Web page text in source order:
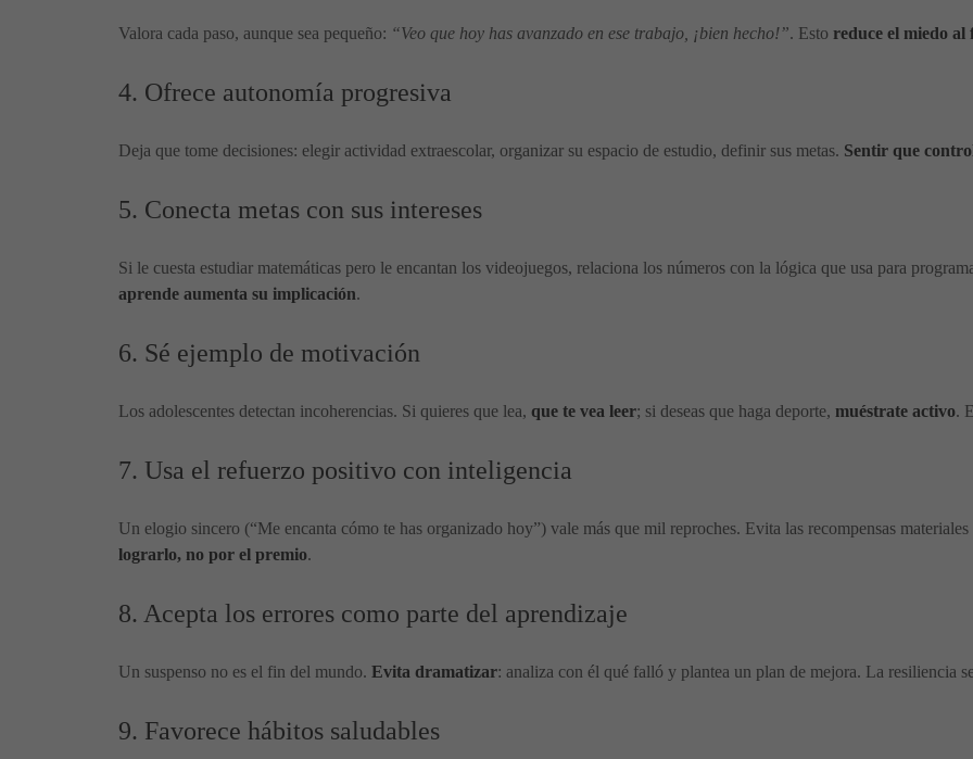
Valora cada paso, aunque sea pequeño: “Veo que hoy has avanzado en ese trabajo, ¡bien hecho!”. Esto reduce el miedo al
4. Ofrece autonomía progresiva
Deja que tome decisiones: elegir actividad extraescolar, organizar su espacio de estudio, definir sus metas. Sentir que
5. Conecta metas con sus intereses
Si le cuesta estudiar matemáticas pero le encantan los videojuegos, relaciona los números con la lógica que usa para
aprende aumenta su implicación.
6. Sé ejemplo de motivación
Los adolescentes detectan incoherencias. Si quieres que lea, que te vea leer; si deseas que haga deporte, muéstrate activo.
7. Usa el refuerzo positivo con inteligencia
Un elogio sincero (“Me encanta cómo te has organizado hoy”) vale más que mil reproches. Evita las recompensas materiales
lograrlo, no por el premio.
8. Acepta los errores como parte del aprendizaje
Un suspenso no es el fin del mundo. Evita dramatizar: analiza con él qué falló y plantea un plan de mejora. La resiliencia
9. Favorece hábitos saludables